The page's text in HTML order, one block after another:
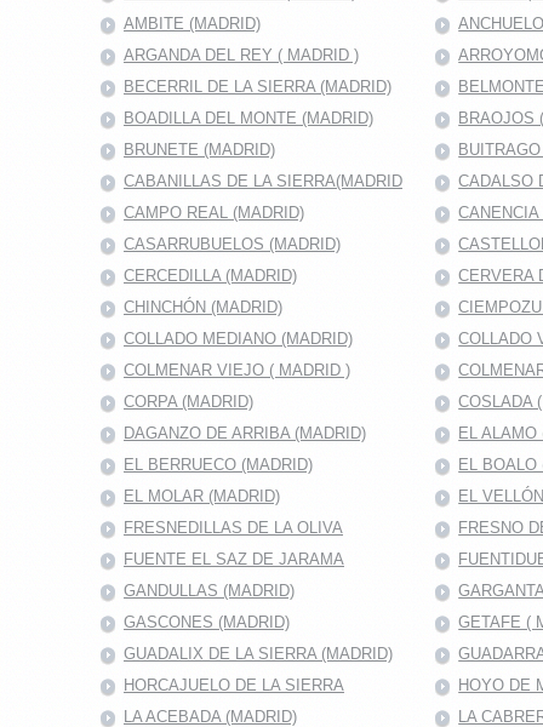
AMBITE (MADRID)
ARGANDA DEL REY ( MADRID )
BECERRIL DE LA SIERRA (MADRID)
BOADILLA DEL MONTE (MADRID)
BRAOJOS
BRUNETE (MADRID)
CABANILLAS DE LA SIERRA(MADRID
CADALSO
CAMPO REAL (MADRID)
CASARRUBUELOS (MADRID)
CERCEDILLA (MADRID)
CERVERA
CHINCHÓN (MADRID)
COLLADO MEDIANO (MADRID)
COLLADO
COLMENAR VIEJO ( MADRID )
CORPA (MADRID)
COSLADA
DAGANZO DE ARRIBA (MADRID)
EL ALAMO
EL BERRUECO (MADRID)
EL BOALO
EL MOLAR (MADRID)
EL
FRESNEDILLAS DE LA OLIVA
FRESNO
FUENTE EL SAZ DE JARAMA
GANDULLAS (MADRID)
GASCONES (MADRID)
GETAFE (
GUADALIX DE LA SIERRA (MADRID)
HORCAJUELO DE LA SIERRA
HOYO DE
LA ACEBADA (MADRID)
LA